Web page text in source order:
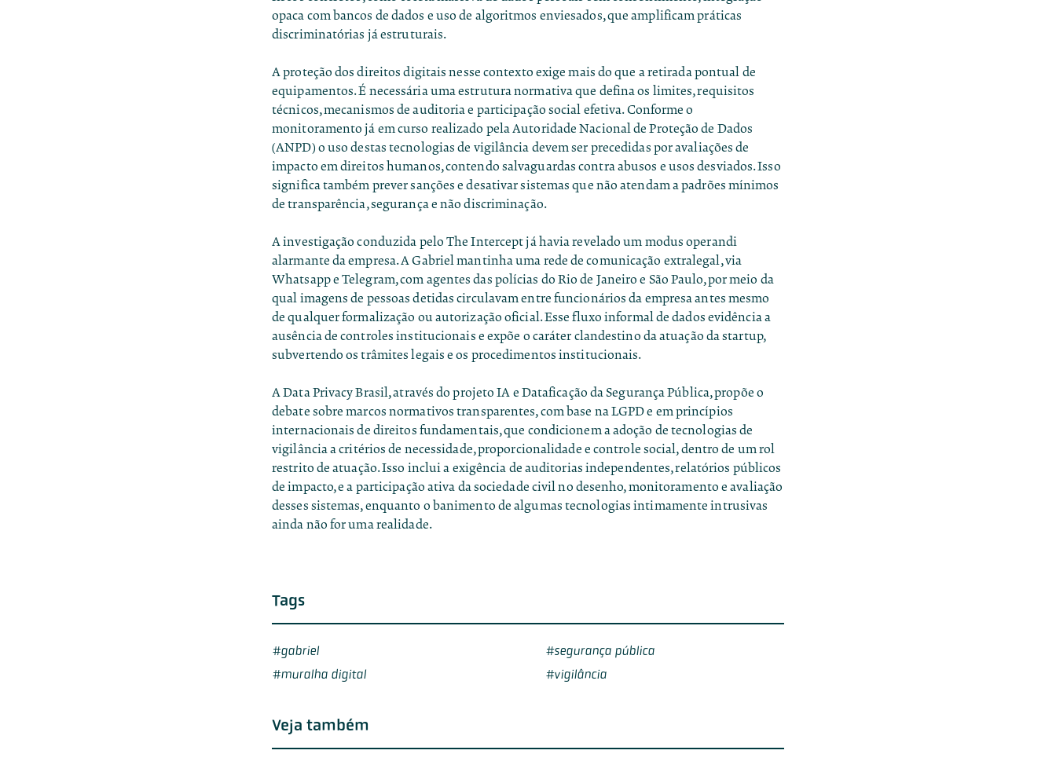
opaca com bancos de dados e uso de algoritmos enviesados, que amplificam práticas
discriminatórias já estruturais.
A proteção dos direitos digitais nesse contexto exige mais do que a retirada pontual de
equipamentos. É necessária uma estrutura normativa que defina os limites, requisitos
técnicos, mecanismos de auditoria e participação social efetiva. Conforme o
monitoramento já em curso realizado pela Autoridade Nacional de Proteção de Dados
(ANPD) o uso destas tecnologias de vigilância devem ser precedidas por avaliações de
impacto em direitos humanos, contendo salvaguardas contra abusos e usos desviados. Isso
significa também prever sanções e desativar sistemas que não atendam a padrões mínimos
de transparência, segurança e não discriminação.
A investigação conduzida pelo The Intercept já havia revelado um modus operandi
alarmante da empresa. A Gabriel mantinha uma rede de comunicação extralegal, via
Whatsapp e Telegram, com agentes das polícias do Rio de Janeiro e São Paulo, por meio da
qual imagens de pessoas detidas circulavam entre funcionários da empresa antes mesmo
de qualquer formalização ou autorização oficial. Esse fluxo informal de dados evidência a
ausência de controles institucionais e expõe o caráter clandestino da atuação da startup,
subvertendo os trâmites legais e os procedimentos institucionais.
A Data Privacy Brasil, através do projetoIA e Dataficação da Segurança Pública, propõe o
debate sobre marcos normativos transparentes, com base na LGPD e em princípios
internacionais de direitos fundamentais, que condicionem a adoção de tecnologias de
vigilância a critérios de necessidade, proporcionalidade e controle social, dentro de um rol
restrito de atuação. Isso inclui a exigência de auditorias independentes, relatórios públicos
de impacto, e a participação ativa da sociedade civil no desenho, monitoramento e avaliação
desses sistemas, enquanto o banimento de algumas tecnologias intimamente intrusivas
ainda não for uma realidade.
Tags
gabriel
muralha digital
segurança pública
vigilância
Veja também